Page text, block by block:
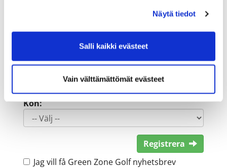
Näytä tiedot
Salli kaikki evästeet
Vain välttämättömät evästeet
Kön:
Registrera
Jag vill få Green Zone Golf nyhetsbrev